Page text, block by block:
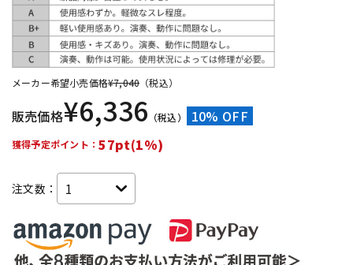
メーカー希望小売価格¥7,040 （税込）
販売価格¥6,336 （税込） 10% OFF
獲得予定ポイント： 57pt(1%)
注文数：